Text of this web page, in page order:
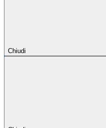
Chiudi